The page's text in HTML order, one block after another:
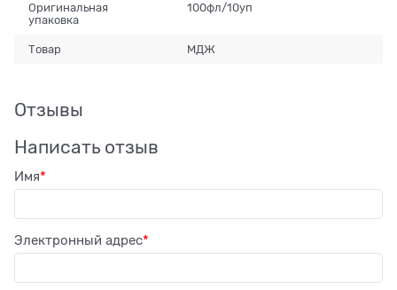
Оригинальная
упаковка
100фл/10уп
Товар МДЖ
Отзывы
Написать отзыв
Имя
Электронный адрес